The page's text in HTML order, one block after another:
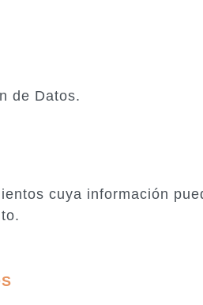
de Datos.
cuya información